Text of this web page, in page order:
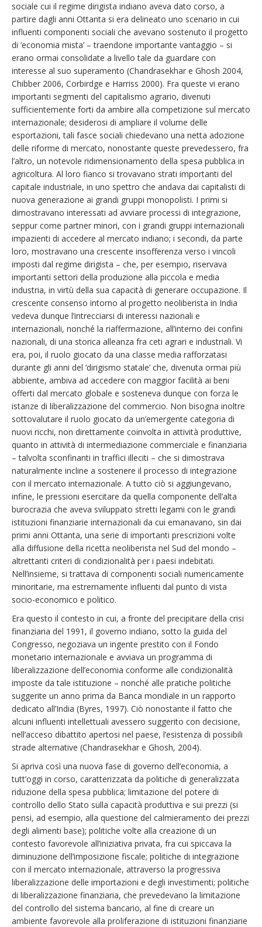
sociale cui il regime dirigista indiano aveva dato corso, a
partire dagli anni Ottanta si era delineato uno scenario in cui
influenti componenti sociali che avevano sostenuto il progetto
di ‘economia mista’ – traendone importante vantaggio – si
erano ormai consolidate a livello tale da guardare con
interesse al suo superamento (Chandrasekhar e Ghosh 2004,
Chibber 2006, Corbirdge e Harriss 2000). Fra queste vi erano
importanti segmenti del capitalismo agrario, divenuti
sufficientemente forti da ambire alla competizione sul mercato
internazionale; desiderosi di ampliare il volume delle
esportazioni, tali fasce sociali chiedevano una netta adozione
delle riforme di mercato, nonostante queste prevedessero, fra
l’altro, un notevole ridimensionamento della spesa pubblica in
agricoltura. Al loro fianco si trovavano strati importanti del
capitale industriale, in uno spettro che andava dai capitalisti di
nuova generazione ai grandi gruppi monopolisti. I primi si
dimostravano interessati ad avviare processi di integrazione,
seppur come partner minori, con i grandi gruppi internazionali
impazienti di accedere al mercato indiano; i secondi, da parte
loro, mostravano una crescente insofferenza verso i vincoli
imposti dal regime dirigista – che, per esempio, riservava
importanti settori della produzione alla piccola e media
industria, in virtù della sua capacità di generare occupazione. Il
crescente consenso intorno al progetto neoliberista in India
vedeva dunque l’intrecciarsi di interessi nazionali e
internazionali, nonché la riaffermazione, all’interno dei confini
nazionali, di una storica alleanza fra ceti agrari e industriali. Vi
era, poi, il ruolo giocato da una classe media rafforzatasi
durante gli anni del ‘dirigismo statale’ che, divenuta ormai più
abbiente, ambiva ad accedere con maggior facilità ai beni
offerti dal mercato globale e sosteneva dunque con forza le
istanze di liberalizzazione del commercio. Non bisogna inoltre
sottovalutare il ruolo giocato da un’emergente categoria di
nuovi ricchi, non direttamente coinvolta in attività produttive,
quanto in attività di intermediazione commerciale e finanziaria
– talvolta sconfinanti in traffici illeciti – che si dimostrava
naturalmente incline a sostenere il processo di integrazione
con il mercato internazionale. A tutto ciò si aggiungevano,
infine, le pressioni esercitare da quella componente dell’alta
burocrazia che aveva sviluppato stretti legami con le grandi
istituzioni finanziarie internazionali da cui emanavano, sin dai
primi anni Ottanta, una serie di importanti prescrizioni volte
alla diffusione della ricetta neoliberista nel Sud del mondo –
altrettanti criteri di condizionalità per i paesi indebitati.
Nell’insieme, si trattava di componenti sociali numericamente
minoritarie, ma estremamente influenti dal punto di vista
socio-economico e politico.
Era questo il contesto in cui, a fronte del precipitare della crisi
finanziaria del 1991, il governo indiano, sotto la guida del
Congresso, negoziava un ingente prestito con il Fondo
monetario internazionale e avviava un programma di
liberalizzazione dell’economia conforme alle condizionalità
imposte da tale istituzione – nonché alle pratiche politiche
suggerite un anno prima da Banca mondiale in un rapporto
dedicato all’India (Byres, 1997). Ciò nonostante il fatto che
alcuni influenti intellettuali avessero suggerito con decisione,
nell’acceso dibattito apertosi nel paese, l’esistenza di possibili
strade alternative (Chandrasekhar e Ghosh, 2004).
Si apriva così una nuova fase di governo dell’economia, a
tutt’oggi in corso, caratterizzata da politiche di generalizzata
riduzione della spesa pubblica; limitazione del potere di
controllo dello Stato sulla capacità produttiva e sui prezzi (si
pensi, ad esempio, alla questione del calmieramento dei prezzi
degli alimenti base); politiche volte alla creazione di un
contesto favorevole all’iniziativa privata, fra cui spiccava la
diminuzione dell’imposizione fiscale; politiche di integrazione
con il mercato internazionale, attraverso la progressiva
liberalizzazione delle importazioni e degli investimenti; politiche
di liberalizzazione finanziaria, che prevedevano la limitazione
del controllo del sistema bancario, al fine di creare un
ambiente favorevole alla proliferazione di istituzioni finanziarie